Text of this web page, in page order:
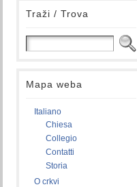
Traži / Trova
Mapa weba
Italiano
Chiesa
Collegio
Contatti
Storia
O crkvi